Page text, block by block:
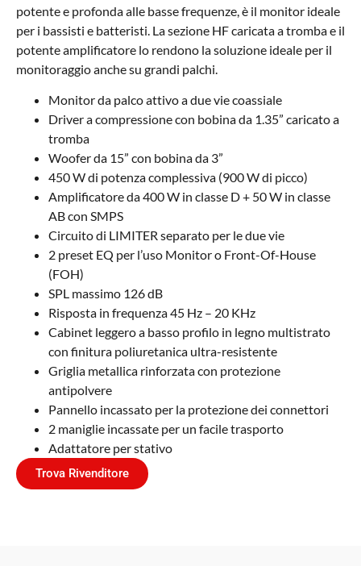
potente e profonda alle basse frequenze, è il monitor ideale
per i bassisti e batteristi. La sezione HF caricata a tromba e il
potente amplificatore lo rendono la soluzione ideale per il
monitoraggio anche su grandi palchi.
Monitor da palco attivo a due vie coassiale
Driver a compressione con bobina da 1.35” caricato a
tromba
Woofer da 15” con bobina da 3”
450 W di potenza complessiva (900 W di picco)
Amplificatore da 400 W in classe D + 50 W in classe
AB con SMPS
Circuito di LIMITER separato per le due vie
2 preset EQ per l’uso Monitor o Front-Of-House
(FOH)
SPL massimo 126 dB
Risposta in frequenza 45 Hz – 20 KHz
Cabinet leggero a basso profilo in legno multistrato
con finitura poliuretanica ultra-resistente
Griglia metallica rinforzata con protezione
antipolvere
Pannello incassato per la protezione dei connettori
2 maniglie incassate per un facile trasporto
Adattatore per stativo
Trova Rivenditore